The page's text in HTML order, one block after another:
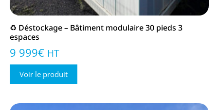
♻️ Déstockage – Bâtiment modulaire 30 pieds 3
espaces
9 999€ HT
Voir le produit